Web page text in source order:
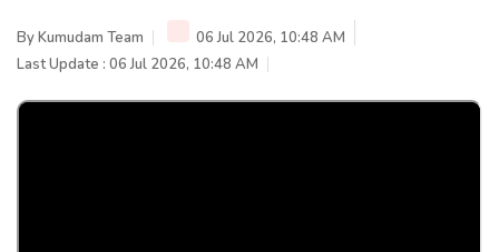
ByKumudam Team
06 Jul 2026, 10:48 AM
Last Update : 06 Jul 2026, 10:48 AM